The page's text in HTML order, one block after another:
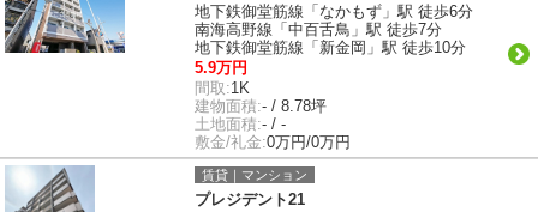
地下鉄御堂筋線「なかもず」駅 徒歩6分
南海高野線「中百舌鳥」駅 徒歩7分
地下鉄御堂筋線「新金岡」駅 徒歩10分
5.9万円
間取:1K
建物面積:- / 8.78坪
土地面積:- / -
敷金/礼金:0万円/0万円
賃貸｜マンション
プレジデント21